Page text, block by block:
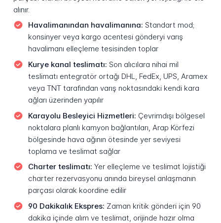
alınır.
Havalimanından havalimanına: Standart mod;
konsinyer veya kargo acentesi gönderyi varış
havalimanı elleçleme tesisinden toplar
Kurye kanal teslimatı: Son alıcılara nihai mil
teslimatı entegratör ortağı DHL, FedEx, UPS, Aramex
veya TNT tarafından varış noktasındaki kendi kara
ağları üzerinden yapılır
Karayolu Besleyici Hizmetleri: Çevrimdışı bölgesel
noktalara planlı kamyon bağlantıları, Arap Körfezi
bölgesinde hava ağının ötesinde yer seviyesi
toplama ve teslimat sağlar
Charter teslimatı: Yer elleçleme ve teslimat lojistiği
charter rezervasyonu anında bireysel anlaşmanın
parçası olarak koordine edilir
90 Dakikalık Ekspres: Zaman kritik gönderi için 90
dakika içinde alım ve teslimat, orijinde hazır olma